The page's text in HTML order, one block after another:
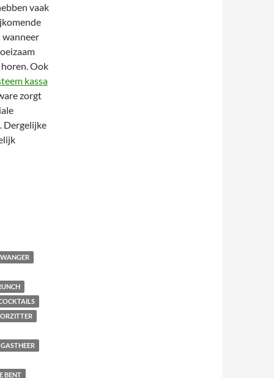
vaak
wanneer
Ook
kassa
zorgt
Dergelijke
GASTHEER
BENT